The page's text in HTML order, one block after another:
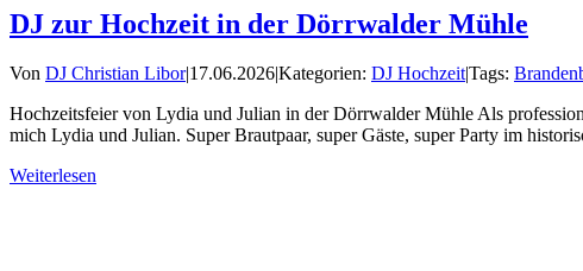
DJ zur Hochzeit in der Dörrwalder Mühle
Von DJ Christian Libor|17.06.2026|Kategorien: DJ Hochzeit|Tags:
Hochzeitsfeier von Lydia und Julian in der Dörrwalder Mühle Als
mich Lydia und Julian. Super Brautpaar, super Gäste, super Party im
Weiterlesen